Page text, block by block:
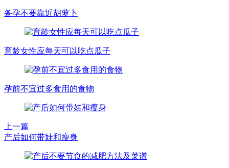
备孕不要靠近胡萝卜
育龄女性应每天可以吃点瓜子
孕前不宜过多食用的食物
上一篇
产后如何带娃和瘦身